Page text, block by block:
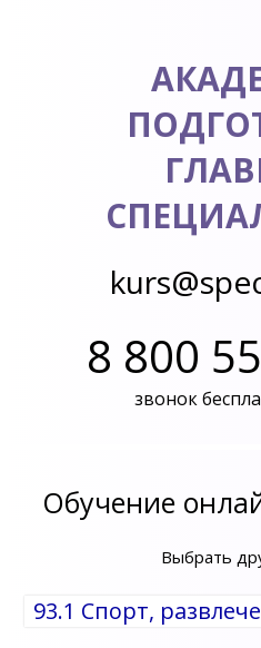
8 800
звонок
Обучение
Выбрать
93.1 Спорт,